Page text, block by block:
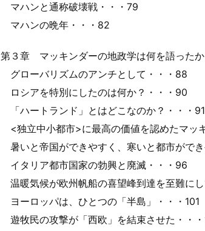
マハンと通称破壊戦・・・79
マハンの晩年・・・82
第３章 マッキンダーの地政学は何を語ったか
グローバリズムのアンチとして・・・88
ロシアを特別にしたのは何か？・・・90
「ハートランド」とはどこなのか？・・・91
<独立中小都市>に最高の価値を認めたマッ
暑いと帝国ができやすく、寒いと都市がで
イタリア都市国家の勃興と廃滅・・・96
温暖気候が欧州帆船の喜望峰到達を至難に
ヨーロッパは、ひとつの「半島」・・・101
遊牧民の攻撃が「西欧」を結束させた・・